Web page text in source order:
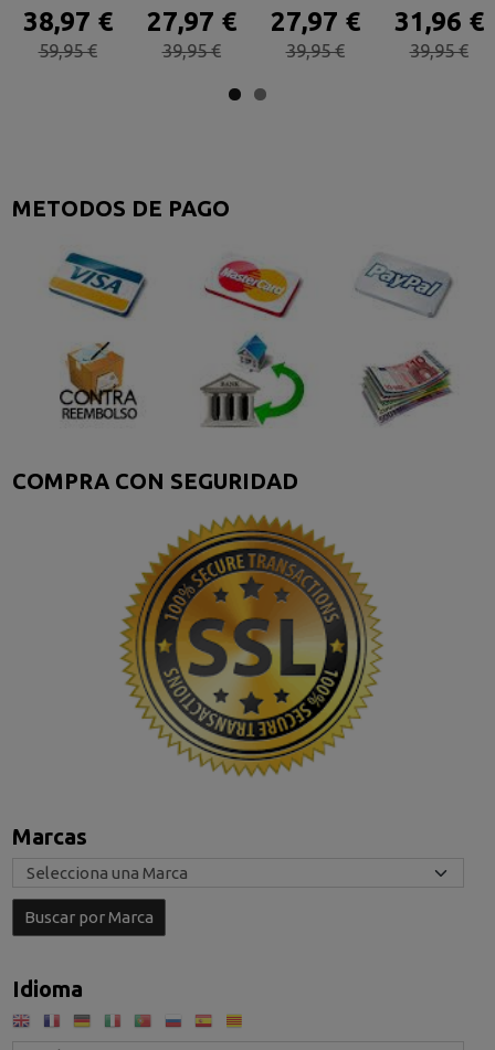
METODOS DE PAGO
COMPRA CON SEGURIDAD
Marcas
Idioma
38,97 €
59,95 €
27,97 €
39,95 €
27,97 €
39,95 €
31,96 €
39,95 €